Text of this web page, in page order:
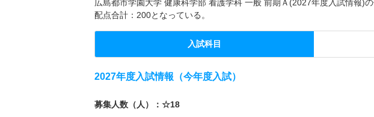
広島都市学園大学 健康科学部 看護学科 一般 前期Ａ(2027年度入試情報)
配点合計：200となっている。
入試科目
2027年度入試情報（今年度入試）
募集人数（人）：☆18